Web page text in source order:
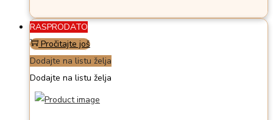
RASPRODATO
Pročitajte još
Dodajte na listu želja
Dodajte na listu želja